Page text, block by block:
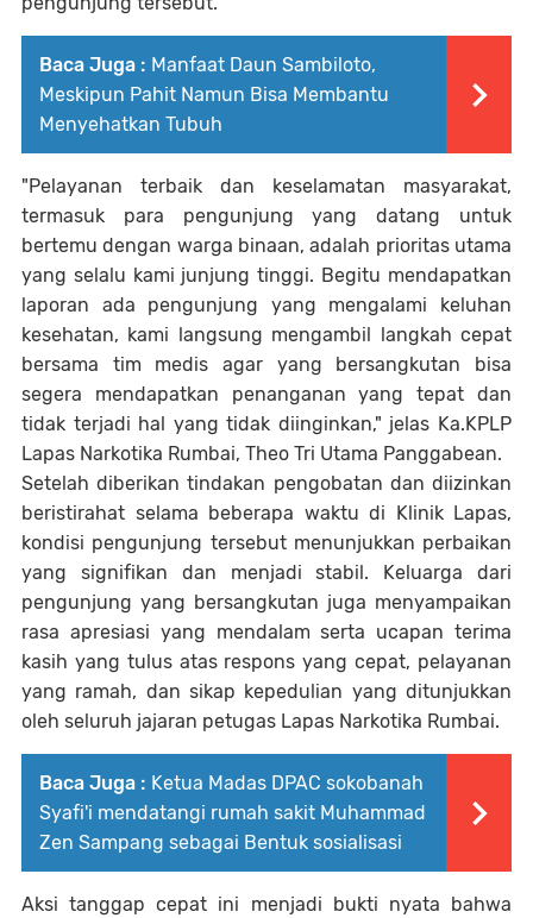
Baca Juga : Manfaat Daun Sambiloto,
Meskipun Pahit Namun Bisa Membantu
Menyehatkan Tubuh
"Pelayanan terbaik dan keselamatan masyarakat,
termasuk para pengunjung yang datang untuk
bertemu dengan warga binaan, adalah prioritas utama
yang selalu kami junjung tinggi. Begitu mendapatkan
laporan ada pengunjung yang mengalami keluhan
kesehatan, kami langsung mengambil langkah cepat
bersama tim medis agar yang bersangkutan bisa
segera mendapatkan penanganan yang tepat dan
tidak terjadi hal yang tidak diinginkan," jelas Ka.KPLP
Lapas Narkotika Rumbai, Theo Tri Utama Panggabean.
Setelah diberikan tindakan pengobatan dan diizinkan
beristirahat selama beberapa waktu di Klinik Lapas,
kondisi pengunjung tersebut menunjukkan perbaikan
yang signifikan dan menjadi stabil. Keluarga dari
pengunjung yang bersangkutan juga menyampaikan
rasa apresiasi yang mendalam serta ucapan terima
kasih yang tulus atas respons yang cepat, pelayanan
yang ramah, dan sikap kepedulian yang ditunjukkan
oleh seluruh jajaran petugas Lapas Narkotika Rumbai.
Baca Juga : Ketua Madas DPAC sokobanah
Syafi'i mendatangi rumah sakit Muhammad
Zen Sampang sebagai Bentuk sosialisasi
Aksi tanggap cepat ini menjadi bukti nyata bahwa